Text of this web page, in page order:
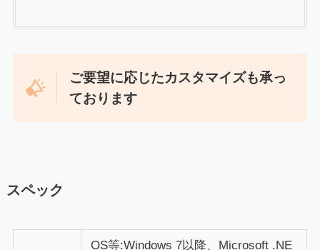
ご要望に応じたカスタマイズも承っ
ております
スペック
OS等:Windows 7以降、Microsoft .NE